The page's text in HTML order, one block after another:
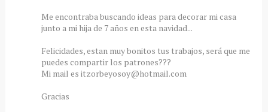
Me encontraba buscando ideas para decorar mi casa
junto a mi hija de 7 años en esta navidad...
Felicidades, estan muy bonitos tus trabajos, será que me
puedes compartir los patrones???
Mi mail es itzorbeyosoy@hotmail.com
Gracias